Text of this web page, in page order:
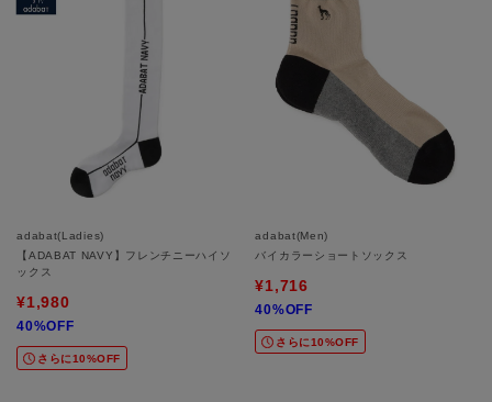
adabat(Ladies)
【ADABAT NAVY】フレンチニーハイソ
ックス
¥1,980
40%OFF
さらに10%OFF
adabat(Men)
バイカラーショートソックス
¥1,716
40%OFF
さらに10%OFF